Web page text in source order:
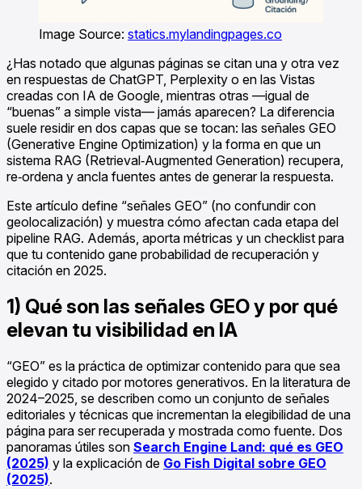
Image Source: statics.mylandingpages.co
¿Has notado que algunas páginas se citan una y otra vez
en respuestas de ChatGPT, Perplexity o en las Vistas
creadas con IA de Google, mientras otras —igual de
“buenas” a simple vista— jamás aparecen? La diferencia
suele residir en dos capas que se tocan: las señales GEO
(Generative Engine Optimization) y la forma en que un
sistema RAG (Retrieval‑Augmented Generation) recupera,
re‑ordena y ancla fuentes antes de generar la respuesta.
Este artículo define “señales GEO” (no confundir con
geolocalización) y muestra cómo afectan cada etapa del
pipeline RAG. Además, aporta métricas y un checklist para
que tu contenido gane probabilidad de recuperación y
citación en 2025.
1) Qué son las señales GEO y por qué
elevan tu visibilidad en IA
“GEO” es la práctica de optimizar contenido para que sea
elegido y citado por motores generativos. En la literatura de
2024–2025, se describen como un conjunto de señales
editoriales y técnicas que incrementan la elegibilidad de una
página para ser recuperada y mostrada como fuente. Dos
panoramas útiles son Search Engine Land: qué es GEO
(2025) y la explicación de Go Fish Digital sobre GEO
(2025).